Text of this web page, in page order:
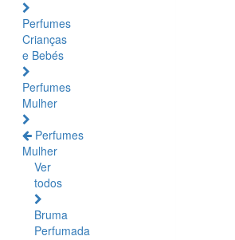
Perfumes
Crianças
e Bebés
Perfumes
Mulher
Perfumes
Mulher
Ver
todos
Bruma
Perfumada